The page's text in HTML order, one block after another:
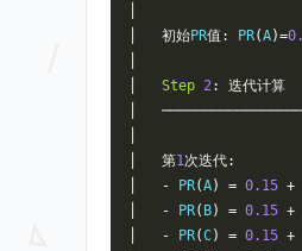
初始PR值: PR(A)=
Step 2: 迭代计算
第1次迭代:
- PR(A) = 0.15 +
- PR( B) = 0.15 +
- PR(C) = 0.15 +